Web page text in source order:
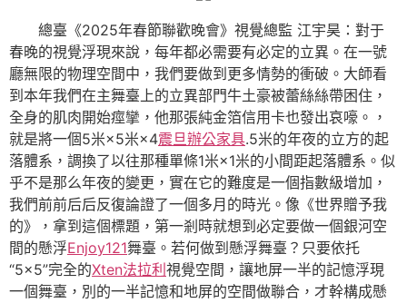
總臺《2025年春節聯歡晚會》視覺總監 江宇昊：對于
春晚的視覺浮現來說，每年都必需要有必定的立異。在一號
廳無限的物理空間中，我們要做到更多情勢的衝破。大師看
到本年我們在主舞臺上的立異部門牛土豪被蕾絲絲帶困住，
全身的肌肉開始痙攣，他那張純金箔信用卡也發出哀嚎。，
就是將一個5米×5米×4震旦辦公家具.5米的年夜的立方的起
落體系，調換了以往那種單條1米×1米的小間距起落體系。似
乎不是那么年夜的變更，實在它的難度是一個指數級增加，
我們前前后后反復論證了一個多月的時光。像《世界贈予我
的》，拿到這個標題，第一剎時就想到必定要做一個銀河空
間的懸浮Enjoy121舞臺。若何做到懸浮舞臺？只要依托
“5×5”完全的Xten法拉利 視覺空間，讓地屏一半的記憶浮現
一個舞臺，別的一半記憶和地屏的空間做聯合，才幹構成懸